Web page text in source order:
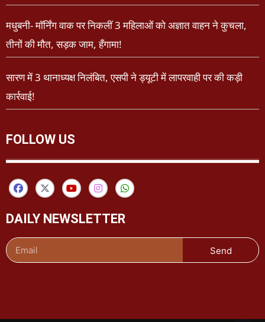
मधुबनी- मॉर्निंग वाक पर निकलीं 3 महिलाओं को अज्ञात वाहन ने कुचला,
तीनों की मौत, सड़क जाम, हँगामा!
सारण में 3 थानाध्यक्ष निलंबित, एसपी ने ड्यूटी में लापरवाही पर की कड़ी
कार्रवाई!
FOLLOW US
DAILY NEWSLETTER
Send